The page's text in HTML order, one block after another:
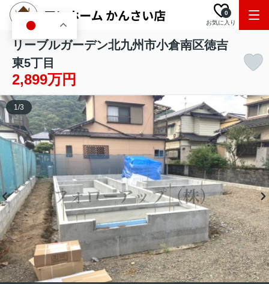
お気に入り
0
リーブルガーデン北九州市小倉南区徳吉
東5丁目
2,899万円
1/3